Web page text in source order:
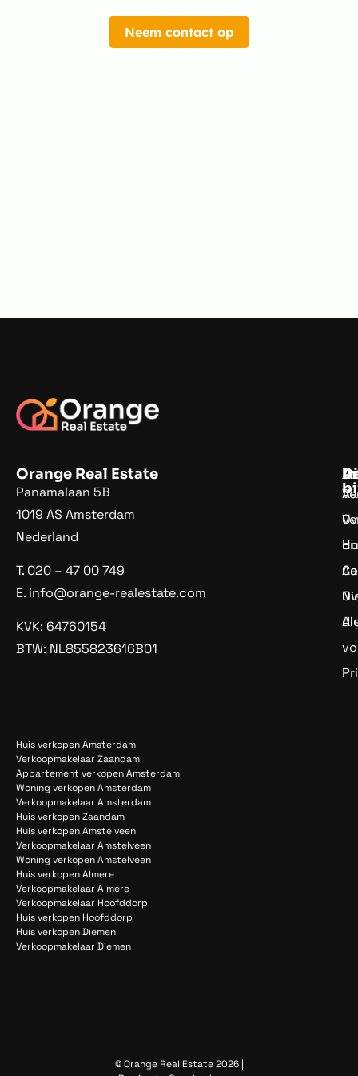
Neem contact op
Orange Real Estate
Panamalaan 5B
1019 AS Amsterdam
Nederland
T. 020 – 47 00 749
E. info@orange-realestate.com
KVK: 64760154
BTW: NL855823616B01
Huis verkopen Amsterdam
Verkoopmakelaar Zaandam
Appartement verkopen Amsterdam
Woning verkopen Amsterdam
Verkoopmakelaar Amsterdam
Huis verkopen Zaandam
Huis verkopen Amstelveen
Verkoopmakelaar Amstelveen
Woning verkopen Amstelveen
Huis verkopen Almere
Verkoopmakelaar Almere
Verkoopmakelaar Hoofddorp
Huis verkopen Hoofddorp
Huis verkopen Diemen
Verkoopmakelaar Diemen
© Orange Real Estate 2026 |